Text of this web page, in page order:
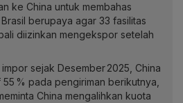
ke China untuk membahas
berupaya agar 33 fasilitas
diizinkan mengekspor setelah
sejak Desember 2025, China
% pada pengiriman berikutnya,
China mengalihkan kuota